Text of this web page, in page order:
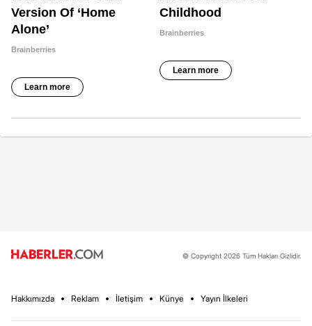
© Copyright 2026 Tüm Hakları Gizlidir.
Hakkımızda Reklam İletişim Künye Yayın İlkeleri